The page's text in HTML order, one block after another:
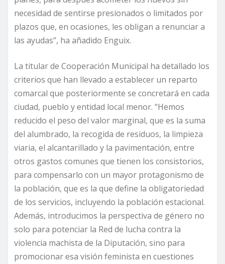
necesidad de sentirse presionados o limitados por
plazos que, en ocasiones, les obligan a renunciar a
las ayudas”, ha añadido Enguix.
La titular de Cooperación Municipal ha detallado los
criterios que han llevado a establecer un reparto
comarcal que posteriormente se concretará en cada
ciudad, pueblo y entidad local menor. “Hemos
reducido el peso del valor marginal, que es la suma
del alumbrado, la recogida de residuos, la limpieza
viaria, el alcantarillado y la pavimentación, entre
otros gastos comunes que tienen los consistorios,
para compensarlo con un mayor protagonismo de
la población, que es la que define la obligatoriedad
de los servicios, incluyendo la población estacional.
Además, introducimos la perspectiva de género no
solo para potenciar la Red de lucha contra la
violencia machista de la Diputación, sino para
promocionar esa visión feminista en cuestiones